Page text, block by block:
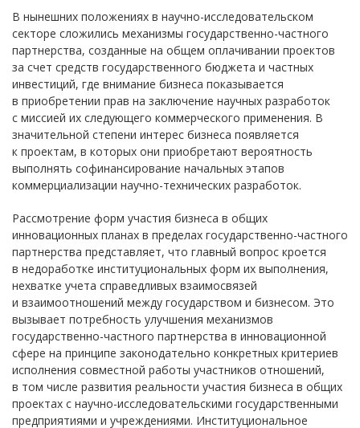
В нынешних положениях в научно-исследовательском
секторе сложились механизмы государственно-частного
партнерства, созданные на общем оплачивании проектов
за счет средств государственного бюджета и частных
инвестиций, где внимание бизнеса показывается
в приобретении прав на заключение научных разработок
с миссией их следующего коммерческого применения. В
значительной степени интерес бизнеса появляется
к проектам, в которых они приобретают вероятность
выполнять софинансирование начальных этапов
коммерциализации научно-технических разработок.
Рассмотрение форм участия бизнеса в общих
инновационных планах в пределах государственно-частного
партнерства представляет, что главный вопрос кроется
в недоработке институциональных форм их выполнения,
нехватке учета справедливых взаимосвязей
и взаимоотношений между государством и бизнесом. Это
вызывает потребность улучшения механизмов
государственно-частного партнерства в инновационной
сфере на принципе законодательно конкретных критериев
исполнения совместной работы участников отношений,
в том числе развития реальности участия бизнеса в общих
проектах с научно-исследовательскими государственными
предприятиями и учреждениями. Институциональное